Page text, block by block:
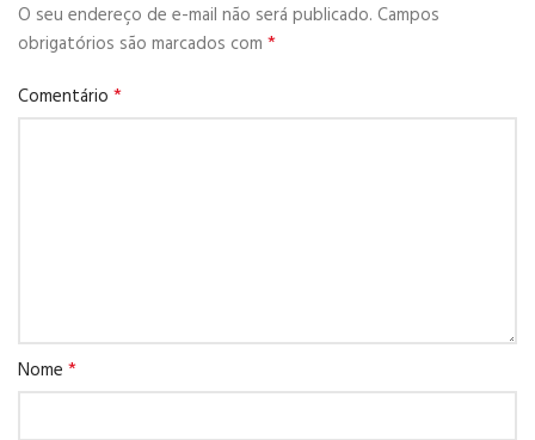
O seu endereço de e-mail não será publicado. Campos
obrigatórios são marcados com *
Comentário *
Nome *